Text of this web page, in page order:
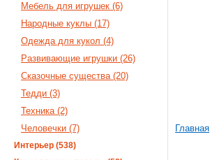
Главная
Мебель для игрушек (6)
Народные куклы (17)
Одежда для кукол (4)
Развивающие игрушки (26)
Сказочные существа (20)
Тедди (3)
Техника (2)
Человечки (7)
Интерьер (538)